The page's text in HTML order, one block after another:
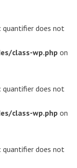
quantifier does not
class-wp.php on
quantifier does not
class-wp.php on
quantifier does not